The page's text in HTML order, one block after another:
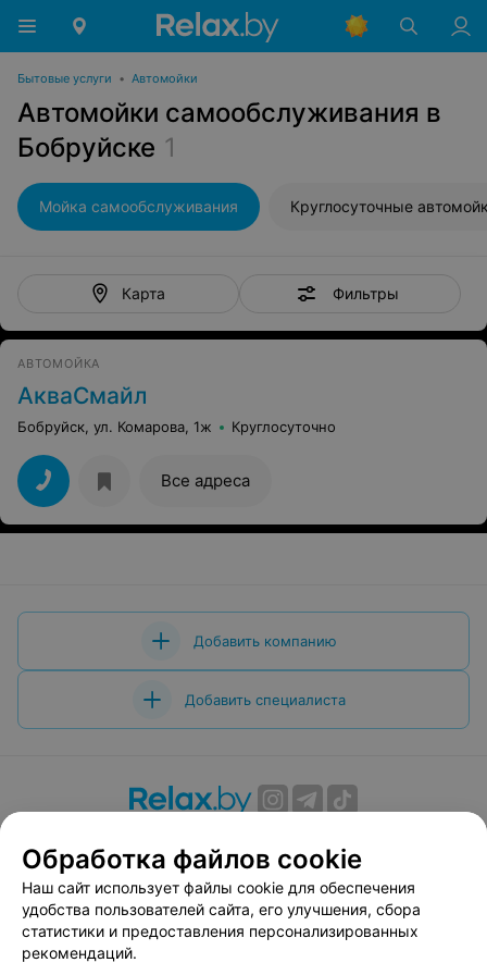
Бытовые услуги • Автомойки
Автомойки самообслуживания в
Бобруйске 1
Мойка самообслуживания Круглосуточные
Карта Фильтры
АВТОМОЙКА
АкваСмайл
Бобруйск, ул. Комарова, 1ж Круглосуточно
Все адреса
Добавить компанию
Добавить специалиста
Вакансии
Публичный договор
Способы оплаты
Публичный договор по использованию сервиса
«Афиша»
Пользовательское соглашение
Обработка файлов cookie
Наш сайт использует файлы cookie для обеспечения
удобства пользователей сайта, его улучшения, сбора
статистики и предоставления персонализированных
рекомендаций.